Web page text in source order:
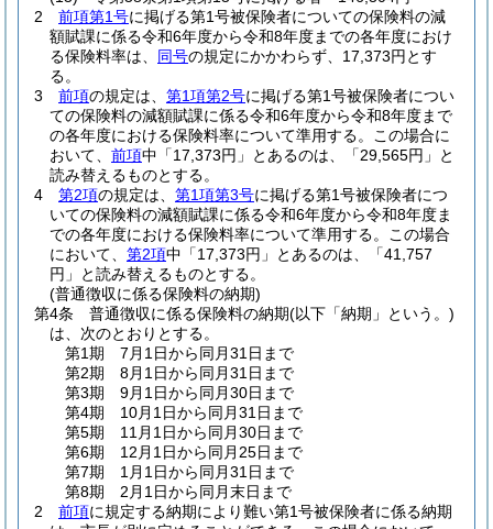
2
前項第1号に掲げる第1号被保険者についての保険料の減
額賦課に係る令和6年度から令和8年度までの各年度におけ
る保険料率は、 同号の規定にかかわらず、17,373円とす
る。
3
前項の規定は、 第1項第2号に掲げる第1号被保険者につい
ての保険料の減額賦課に係る令和6年度から令和8年度まで
の各年度における保険料率について準用する。
この場合に
おいて、 前項中「17,373円」とあるのは、「29,565円」と
読み替えるものとする。
4
第2項の規定は、 第1項第3号に掲げる第1号被保険者につ
いての保険料の減額賦課に係る令和6年度から令和8年度ま
での各年度における保険料率について準用する。
この場合
において、 第2項中「17,373円」とあるのは、「41,757
円」と読み替えるものとする。
(普通徴収に係る保険料の納期)
第4条
普通徴収に係る保険料の納期(以下「納期」という。)
は、次のとおりとする。
第1期 7月1日から同月31日まで
第2期 8月1日から同月31日まで
第3期 9月1日から同月30日まで
第4期 10月1日から同月31日まで
第5期 11月1日から同月30日まで
第6期 12月1日から同月25日まで
第7期 1月1日から同月31日まで
第8期 2月1日から同月末日まで
2
前項に規定する納期により難い第1号被保険者に係る納期